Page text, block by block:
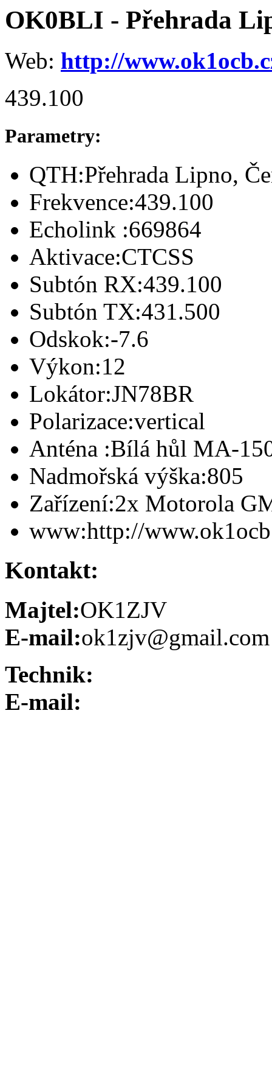
OK0BLI - Přehrada
Web: http://
439.100
Parametry:
QTH:Přehrada Lipno,
Frekvence:439.100
Echolink :669864
Aktivace:CTCSS
Subtón RX:439.100
Subtón TX:431.500
Odskok:-7.6
Výkon:12
Lokátor:JN78BR
Polarizace:vertical
Anténa :Bílá hůl MA-
Nadmořská výška:805
Zařízení:2x Motorola
www:http://
Kontakt:
Majtel:OK1ZJV
E-mail:ok1zjv@gmail.com
Technik:
E-mail: